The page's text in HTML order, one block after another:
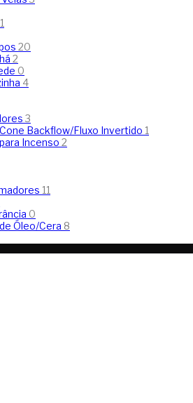
1
20
2
0
4
3
Backflow/Fluxo Invertido 1
Incenso 2
11
0
Óleo/Cera 8